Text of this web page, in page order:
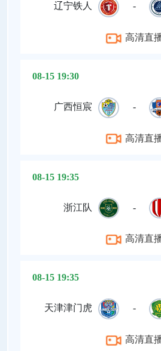
辽宁铁人 -
高清直
08-15 19:30
广西恒宸 -
高清直
08-15 19:35
浙江队 -
高清直
08-15 19:35
天津津门虎 -
高清直